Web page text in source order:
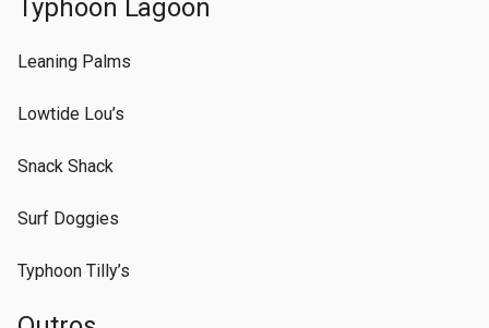
Typhoon Lagoon
Leaning Palms
Lowtide Lou’s
Snack Shack
Surf Doggies
Typhoon Tilly’s